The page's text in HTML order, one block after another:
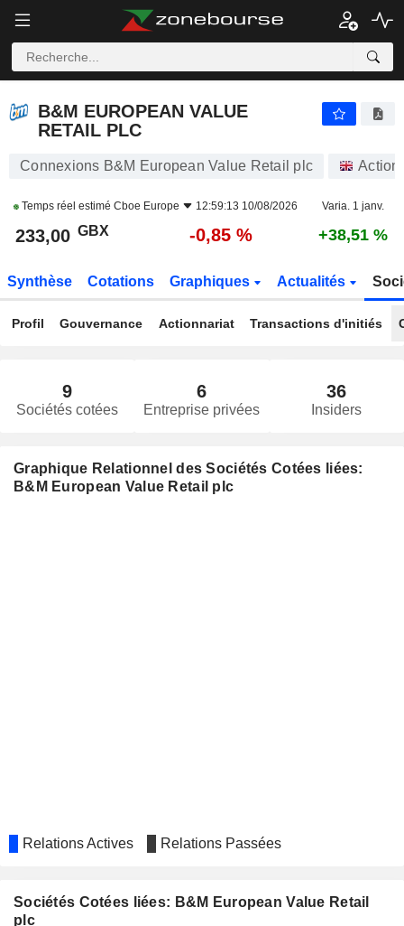
B&M EUROPEAN VALUE
RETAIL PLC
Connexions B&M European Value Retail plc
Temps réel estimé Cboe Europe 12:59:13 10/08/2026 Varia. 1 janv.
233,00 GBX -0,85 % +38,51 %
Synthèse Cotations Graphiques Actualités
Profil Gouvernance Actionnariat Transactions d'initiés
9
Sociétés cotées
6
Entreprise privées
36
Insiders
Graphique Relationnel des Sociétés Cotées liées:
B&M European Value Retail plc
Relations Actives Relations Passées
Sociétés Cotées liées: B&M European Value Retail
plc